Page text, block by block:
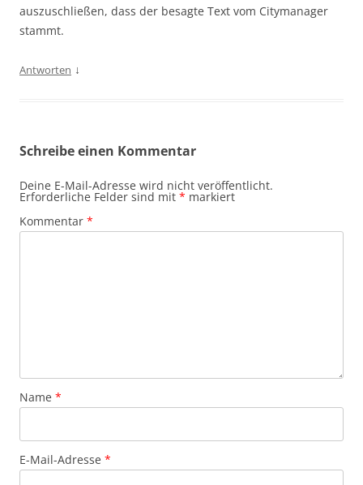
auszuschließen, dass der besagte Text vom Citymanager
stammt.
Antworten ↓
Schreibe einen Kommentar
Deine E-Mail-Adresse wird nicht veröffentlicht.
Erforderliche Felder sind mit * markiert
Kommentar *
Name *
E-Mail-Adresse *